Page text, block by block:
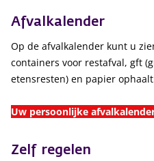
Afvalkalender
Op de afvalkalender kunt u
containers voor restafval, gft
etensresten) en papier
Uw persoonlijke
Zelf regelen